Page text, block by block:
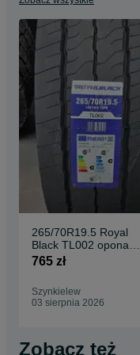
ciężarówki, opona
siodłowego, opony
265/70R19.5 Royal
Black TL002 opona
ciężarowa naczepowa
765 zł
Szynkielew
03 sierpnia 2026
Zobacz też